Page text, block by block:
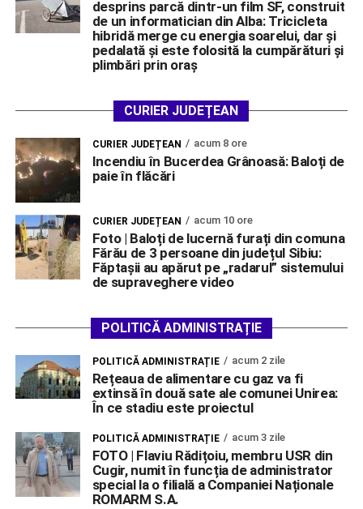
desprins parcă dintr-un film SF, construit
de un informatician din Alba: Tricicleta
hibridă merge cu energia soarelui, dar și
pedalată și este folosită la cumpărături și
plimbări prin oraș
CURIER JUDEȚEAN
CURIER JUDEȚEAN acum 8 ore
Incendiu în Bucerdea Grânoasă: Baloți de
paie în flăcări
CURIER JUDEȚEAN acum 10 ore
Foto | Baloți de lucernă furați din comuna
Fărău de 3 persoane din județul Sibiu:
Făptașii au apărut pe „radarul” sistemului
de supraveghere video
POLITICĂ ADMINISTRAȚIE
POLITICĂ ADMINISTRAȚIE acum 2 zile
Rețeaua de alimentare cu gaz va fi
extinsă în două sate ale comunei Unirea:
În ce stadiu este proiectul
POLITICĂ ADMINISTRAȚIE acum 3 zile
FOTO | Flaviu Rădițoiu, membru USR din
Cugir, numit în funcția de administrator
special la o filială a Companiei Naționale
ROMARM S.A.